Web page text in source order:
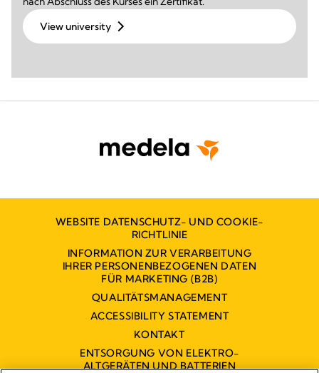
View university
WEBSITE DATENSCHUTZ- UND COOKIE-
RICHTLINIE
INFORMATION ZUR VERARBEITUNG
IHRER PERSONENBEZOGENEN DATEN
FÜR MARKETING (B2B)
QUALITÄTSMANAGEMENT
ACCESSIBILITY STATEMENT
KONTAKT
ENTSORGUNG VON ELEKTRO-
ALTGERÄTEN UND BATTERIEN